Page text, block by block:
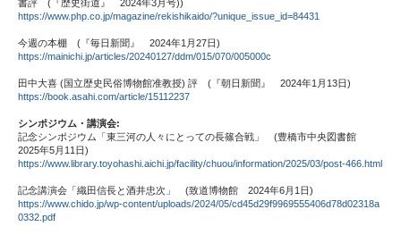
書評 (『歴史街道』 2024年3月号))
https://www.php.co.jp/magazine/rekishikaido/?unique_issue_id=84431
今週の本棚 (『毎日新聞』 2024年1月27日)
https://mainichi.jp/articles/20240127/ddm/015/070/005000c
田中大喜 (国立歴史民俗博物館准教授) 評 (『朝日新聞』 2024年1月13日)
https://book.asahi.com/article/15112237
シンポジウム・講演会:
記念シンポジウム「東三河の人々にとっての長篠合戦」 (豊橋市中央図書館
2025年5月11日)
https://www.library.toyohashi.aichi.jp/facility/chuou/information/2025/03/post-466.html
記念講演会「織田信長と酒井忠次」 (致道博物館 2024年6月1日)
https://www.chido.jp/wp-content/uploads/2024/05/cd45d29f9969555406d78d02318a
0332.pdf